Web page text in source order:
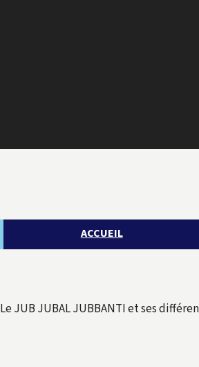
ACCUEIL
Le JUB JUBAL JUBBANTI et ses